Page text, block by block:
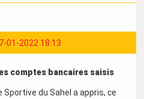
01-2022 18:13
comptes bancaires saisis
Sportive du Sahel a appris, ce